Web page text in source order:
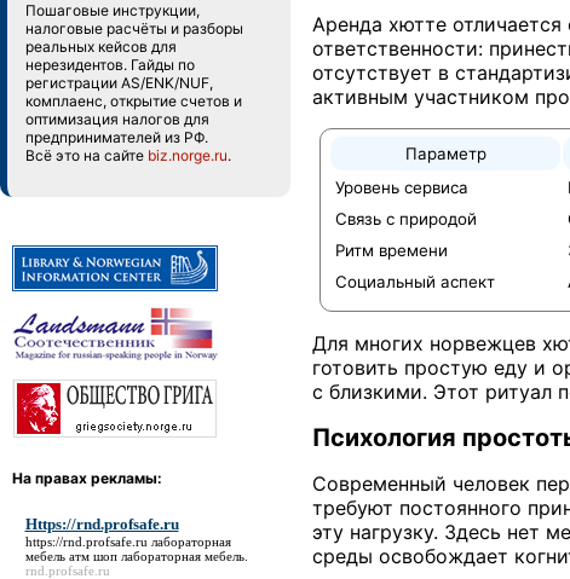
Пошаговые инструкции,
налоговые расчёты и разборы
реальных кейсов для
нерезидентов. Гайды по
регистрации AS/ENK/NUF,
комплаенс, открытие счетов и
оптимизация налогов для
предпринимателей из РФ.
Всё это на сайте biz.norge.ru.
На правах рекламы:
Https://rnd.profsafe.ru
https://rnd.profsafe.ru лабораторная
мебель атм шоп лабораторная мебель.
rnd.profsafe.ru
Аренда хютте
ответственности:
отсутствует в
активным участником
Параметр
Уровень сервиса
Связь с природой
Ритм времени
Социальный аспект
Для многих норвежцев
готовить простую еду и
с близкими. Этот ритуал
Психология
Современный человек
требуют постоянного
эту нагрузку. Здесь нет
среды освобождает